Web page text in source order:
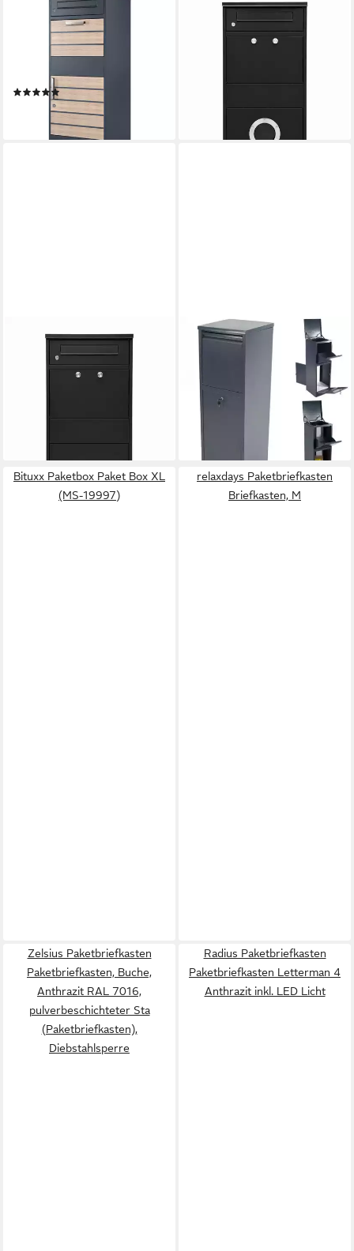
Paketbriefkasten Terra,
RAL7016 Holzoptik,
Diebstahlsperre
(4)
199,95 €
lieferbar - in 3-4 Werktagen bei dir
RADIUS
Paketbriefkasten
Paketbriefkasten Letterman 3
lieferbar - in 4-5 Werktagen bei dir
RADIUS
Paketbriefkasten
Paketbriefkasten Letterman 4
lieferbar - in 4-5 Werktagen bei dir
APEX
Paketbox Paketbox Postbox
XXL Pakete Päckchen Briefe
Briefkasten 57027 (1-St)
119,00 €
168,00 €
lieferbar - in 5-6 Werktagen bei dir
Bituxx Paketbox Paket Box XL
(MS-19997)
relaxdays Paketbriefkasten
Briefkasten, M
Zelsius Paketbriefkasten
Paketbriefkasten, Buche,
Anthrazit RAL 7016,
pulverbeschichteter Sta
(Paketbriefkasten),
Diebstahlsperre
Radius Paketbriefkasten
Paketbriefkasten Letterman 4
Anthrazit inkl. LED Licht